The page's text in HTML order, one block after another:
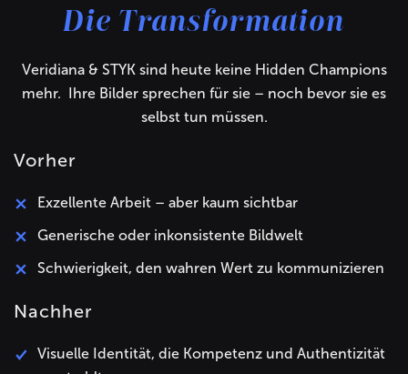
Die Transformation
Veridiana & STYK sind heute keine Hidden Champions
mehr. Ihre Bilder sprechen für sie – noch bevor sie es
selbst tun müssen.
Vorher
Exzellente Arbeit – aber kaum sichtbar
Generische oder inkonsistente Bildwelt
Schwierigkeit, den wahren Wert zu kommunizieren
Nachher
Visuelle Identität, die Kompetenz und Authentizität